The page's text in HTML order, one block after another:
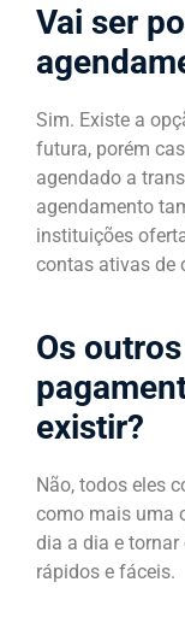
Vai ser
Sim. Existe a
futura, porém
agendado a
agendamento
instituições
contas ativas de
Os
existir?
Não, todos eles
como mais uma
dia a dia e
rápidos e fáceis.